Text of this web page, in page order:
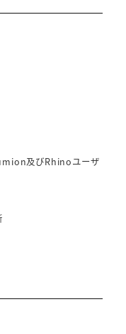
及びRhinoユーザ